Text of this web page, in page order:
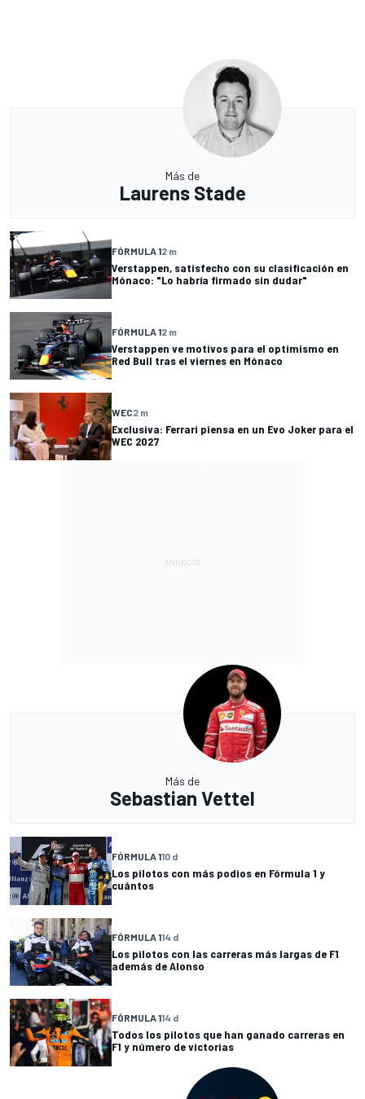
Más de
Laurens Stade
FÓRMULA 12 m
Verstappen, satisfecho con su clasificación en
Mónaco: "Lo habría firmado sin dudar"
FÓRMULA 12 m
Verstappen ve motivos para el optimismo en
Red Bull tras el viernes en Mónaco
WEC2 m
Exclusiva: Ferrari piensa en un Evo Joker para el
WEC 2027
Más de
Sebastian Vettel
FÓRMULA 110 d
Los pilotos con más podios en Fórmula 1 y
cuántos
FÓRMULA 114 d
Los pilotos con las carreras más largas de F1
además de Alonso
FÓRMULA 114 d
Todos los pilotos que han ganado carreras en
F1 y número de victorias